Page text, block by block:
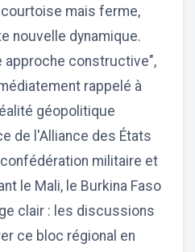
courtoise mais ferme,
nouvelle dynamique.
approche constructive",
rappelé à
géopolitique
de l'Alliance des États
militaire et
le Mali, le Burkina Faso
clair : les discussions
ce bloc régional en